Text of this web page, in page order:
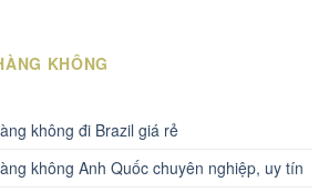
KHÔNG
không đi Brazil giá rẻ
không Anh Quốc chuyên nghiệp, uy tín